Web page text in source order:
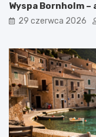
Wyspa Bornholm
29 czerwca 2026